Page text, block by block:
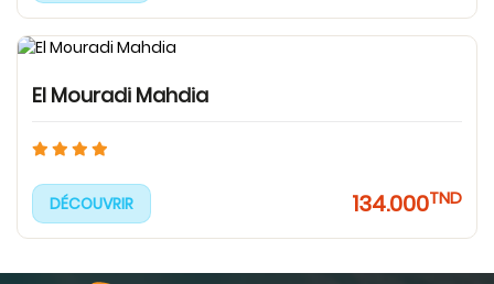
El Mouradi Mahdia
DÉCOUVRIR 134.000TND